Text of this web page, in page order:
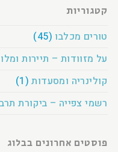
קטגוריות
טורים מכלבו (45)
על מזוודות – תיירות
קולינריה ומסעדות (1)
רשמי צפייה – ביקורת
פוסטים אחרונים בבלוג